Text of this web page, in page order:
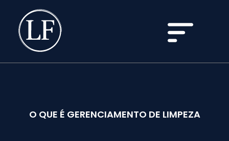
O QUE É GERENCIAMENTO DE LIMPEZA